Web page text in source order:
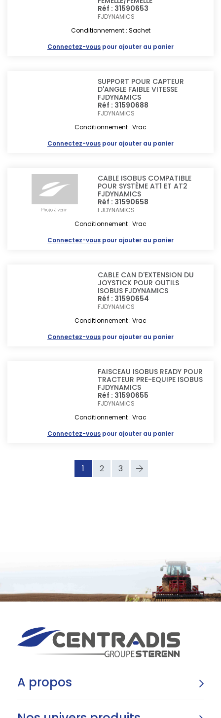
Réf : 31590653
FJDYNAMICS
Conditionnement : Sachet
Connectez-vous pour ajouter au panier
SUPPORT POUR CAPTEUR
D'ANGLE FAIBLE VITESSE
FJDYNAMICS
Réf : 31590688
FJDYNAMICS
Conditionnement : Vrac
Connectez-vous pour ajouter au panier
CABLE ISOBUS COMPATIBLE
POUR SYSTÈME AT1 ET AT2
FJDYNAMICS
Réf : 31590658
FJDYNAMICS
Conditionnement : Vrac
Connectez-vous pour ajouter au panier
CABLE CAN D'EXTENSION DU
JOYSTICK POUR OUTILS
ISOBUS FJDYNAMICS
Réf : 31590654
FJDYNAMICS
Conditionnement : Vrac
Connectez-vous pour ajouter au panier
FAISCEAU ISOBUS READY POUR
TRACTEUR PRE-EQUIPE ISOBUS
FJDYNAMICS
Réf : 31590655
FJDYNAMICS
Conditionnement : Vrac
Connectez-vous pour ajouter au panier
1 2 3
A propos